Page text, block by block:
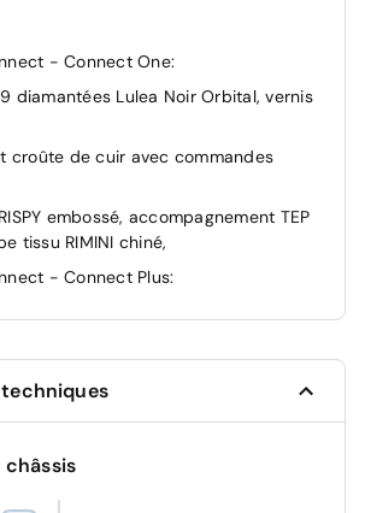
- Connect One:
diamantées Lulea Noir Orbital, vernis
croûte de cuir avec commandes
embossé, accompagnement TEP
tissu RIMINI chiné,
- Connect Plus:
châssis